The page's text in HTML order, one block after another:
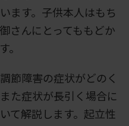
ます。子供本人はもち
さんにとってももどか
。
節障害の症状がどのく
た症状が長引く場合に
て解説します。起立性